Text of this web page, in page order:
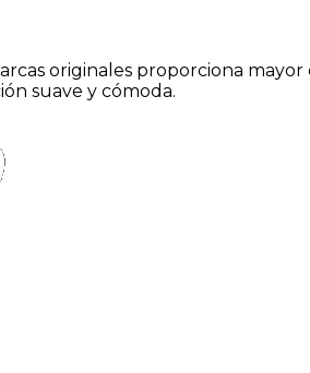
originales proporciona
suave y cómoda.